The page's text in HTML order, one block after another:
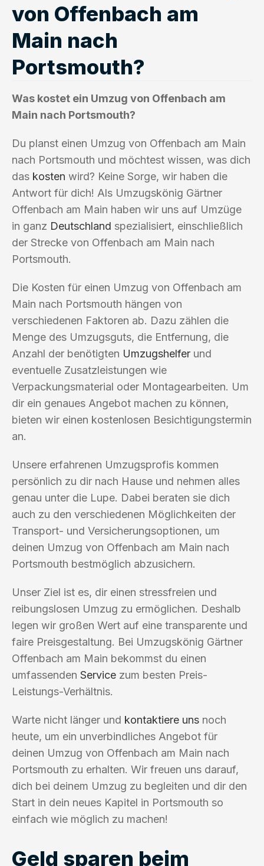
von Offenbach am
Main nach
Portsmouth?
Was kostet ein Umzug von Offenbach am
Main nach Portsmouth?
Du planst einen Umzug von Offenbach am Main
nach Portsmouth und möchtest wissen, was dich
das kosten wird? Keine Sorge, wir haben die
Antwort für dich! Als Umzugskönig Gärtner
Offenbach am Main haben wir uns auf Umzüge
in ganz Deutschland spezialisiert, einschließlich
der Strecke von Offenbach am Main nach
Portsmouth.
Die Kosten für einen Umzug von Offenbach am
Main nach Portsmouth hängen von
verschiedenen Faktoren ab. Dazu zählen die
Menge des Umzugsguts, die Entfernung, die
Anzahl der benötigten Umzugshelfer und
eventuelle Zusatzleistungen wie
Verpackungsmaterial oder Montagearbeiten. Um
dir ein genaues Angebot machen zu können,
bieten wir einen kostenlosen Besichtigungstermin
an.
Unsere erfahrenen Umzugsprofis kommen
persönlich zu dir nach Hause und nehmen alles
genau unter die Lupe. Dabei beraten sie dich
auch zu den verschiedenen Möglichkeiten der
Transport- und Versicherungsoptionen, um
deinen Umzug von Offenbach am Main nach
Portsmouth bestmöglich abzusichern.
Unser Ziel ist es, dir einen stressfreien und
reibungslosen Umzug zu ermöglichen. Deshalb
legen wir großen Wert auf eine transparente und
faire Preisgestaltung. Bei Umzugskönig Gärtner
Offenbach am Main bekommst du einen
umfassenden Service zum besten Preis-
Leistungs-Verhältnis.
Warte nicht länger und kontaktiere uns noch
heute, um ein unverbindliches Angebot für
deinen Umzug von Offenbach am Main nach
Portsmouth zu erhalten. Wir freuen uns darauf,
dich bei deinem Umzug zu begleiten und dir den
Start in dein neues Kapitel in Portsmouth so
einfach wie möglich zu machen!
Geld sparen beim